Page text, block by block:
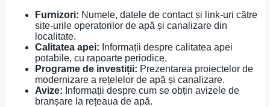
Furnizori: Numele, datele de contact și link-uri către
site-urile operatorilor de apă și canalizare din
localitate.
Calitatea apei: Informații despre calitatea apei
potabile, cu rapoarte periodice.
Programe de investiții: Prezentarea proiectelor de
modernizare a rețelelor de apă și canalizare.
Avize: Informații despre cum se obțin avizele de
branșare la rețeaua de apă.